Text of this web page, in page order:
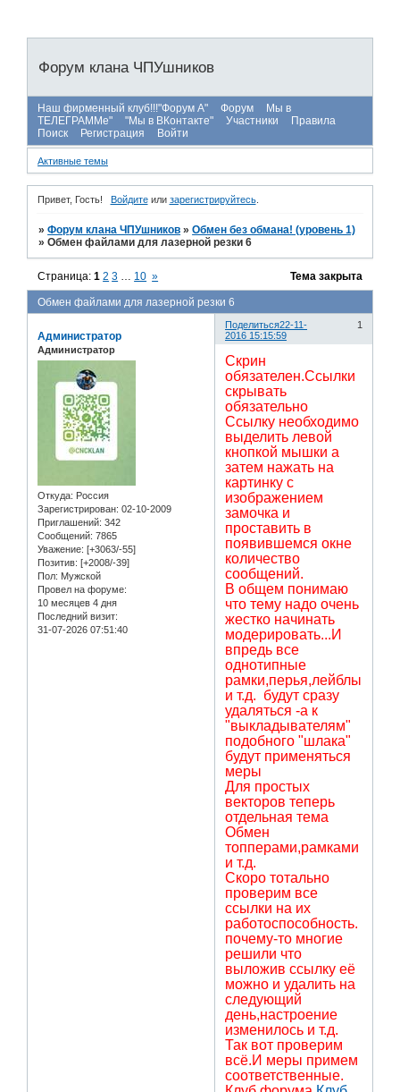
Форум клана ЧПУшников
Наш фирменный клуб!!!"Форум А" Форум
Мы в
ТЕЛЕГРАММе"
"Мы в ВКонтакте" Участники
Правила
Поиск
Регистрация Войти
Активные темы
Привет, Гость! Войдитеили зарегистрируйтесь.
»Форум клана ЧПУшников »Обмен без обмана! (уровень 1)
»Обмен файлами для лазерной резки 6
Обмен файлами для лазерной резки 6
Страница:1 2 3 10 » Тема закрыта
Поделиться 1
22-11-
2016 15:15:59
Администратор
Администратор
Откуда: Россия
Зарегистрирован: 02-10-2009
Приглашений: 342
Сообщений: 7865
Уважение: [+3063/-55]
Позитив: [+2008/-39]
Пол: Мужской
Провел на форуме:
10 месяцев 4 дня
Последний визит:
31-07-2026 07:51:40
Скрин
обязателен.Ссылки
скрывать
обязательно
Ссылку необходимо
выделить левой
кнопкой мышки а
затем нажать на
картинку с
изображением
замочка и
проставить в
появившемся окне
количество
сообщений.
В общем понимаю
что тему надо очень
жестко начинать
модерировать...И
впредь все
однотипные
рамки,перья,лейблы
и т.д. будут сразу
удаляться -а к
"выкладывателям"
подобного "шлака"
будут применяться
меры
Для простых
векторов теперь
отдельная тема
Обмен
топперами,рамками
и т.д.
Скоро тотально
проверим все
ссылки на их
работоспособность.
почему-то многие
решили что
выложив ссылку её
можно и удалить на
следующий
день,настроение
изменилось и т.д.
Так вот проверим
всё.И меры примем
соответственные.